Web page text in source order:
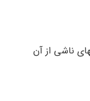
ناشی از آن